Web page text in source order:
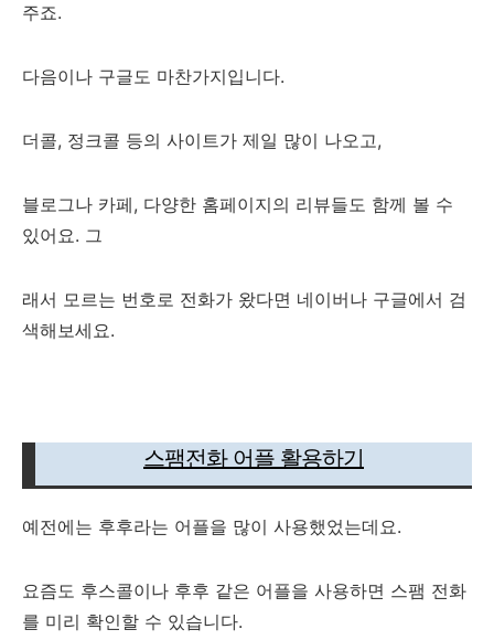
주죠.
다음이나 구글도 마찬가지입니다.
더콜, 정크콜 등의 사이트가 제일 많이 나오고,
블로그나 카페, 다양한 홈페이지의 리뷰들도 함께 볼 수
있어요. 그
래서 모르는 번호로 전화가 왔다면 네이버나 구글에서 검
색해보세요.
스팸전화 어플 활용하기
예전에는 후후라는 어플을 많이 사용했었는데요.
요즘도 후스콜이나 후후 같은 어플을 사용하면 스팸 전화
를 미리 확인할 수 있습니다.